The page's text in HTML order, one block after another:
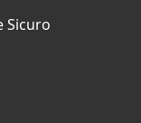
Sicuro